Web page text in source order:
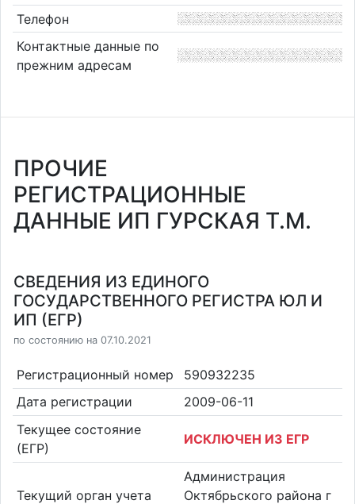
Телефон
Контактные данные по
прежним адресам
ПРОЧИЕ
РЕГИСТРАЦИОННЫЕ
ДАННЫЕ ИП ГУРСКАЯ Т.М.
СВЕДЕНИЯ ИЗ ЕДИНОГО
ГОСУДАРСТВЕННОГО РЕГИСТРА ЮЛ И
ИП (ЕГР)
по состоянию на 07.10.2021
Регистрационный номер
590932235
Дата регистрации
2009-06-11
Текущее состояние
(ЕГР)
ИСКЛЮЧЕН ИЗ ЕГР
Текущий орган учета
Администрация
Октябрьского района г